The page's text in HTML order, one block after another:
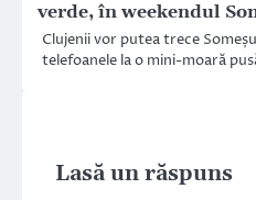
verde, în weekendul
Clujenii vor putea trece
telefoanele la o mini-moară
Lasă un răspuns